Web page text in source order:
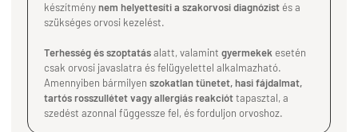
készítménynem helyettesíti a szakorvosi diagnózist és a
szükséges orvosi kezelést.
Terhesség és szoptatásalatt, valamint gyermekek esetén
csak orvosi javaslatra és felügyelettel alkalmazható.
Amennyiben bármilyen szokatlan tünetet, hasi fájdalmat,
tartós rosszullétet vagy allergiás reakcióttapasztal, a
szedést azonnal függessze fel, és forduljon orvoshoz.